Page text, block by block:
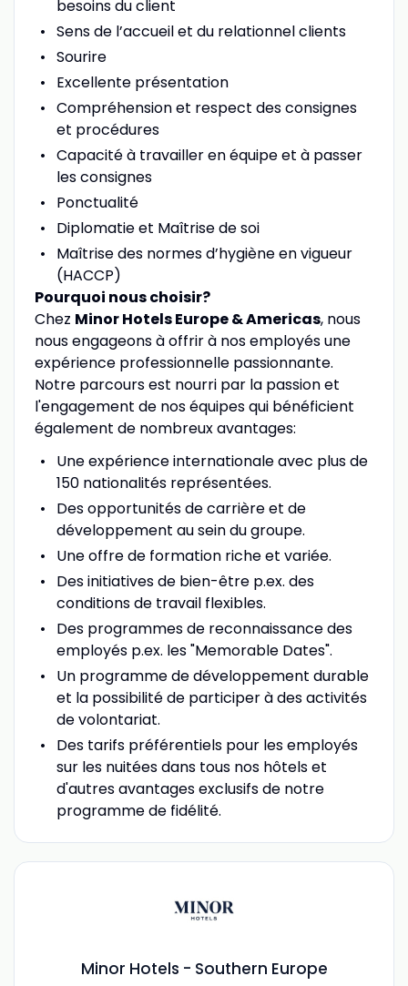
besoins du client
Sens de l’accueil et du relationnel clients
Sourire
Excellente présentation
Compréhension et respect des consignes
et procédures
Capacité à travailler en équipe et à passer
les consignes
Ponctualité
Diplomatie et Maîtrise de soi
Maîtrise des normes d’hygiène en vigueur
(HACCP)
Pourquoi nous choisir?
Chez Minor Hotels Europe & Americas, nous
nous engageons à offrir à nos employés une
expérience professionnelle passionnante.
Notre parcours est nourri par la passion et
l'engagement de nos équipes qui bénéficient
également de nombreux avantages:
Une expérience internationale avec plus de
150 nationalités représentées.
Des opportunités de carrière et de
développement au sein du groupe.
Une offre de formation riche et variée.
Des initiatives de bien-être p.ex. des
conditions de travail flexibles.
Des programmes de reconnaissance des
employés p.ex. les "Memorable Dates".
Un programme de développement durable
et la possibilité de participer à des activités
de volontariat.
Des tarifs préférentiels pour les employés
sur les nuitées dans tous nos hôtels et
d'autres avantages exclusifs de notre
programme de fidélité.
Minor Hotels - Southern Europe